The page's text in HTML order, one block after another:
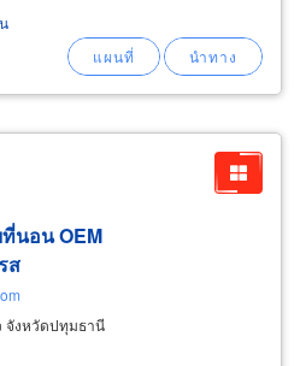
เมมโมรีโฟม
ที่นอนสำหรับ
นอน OEM
ส
จังหวัดปทุมธานี